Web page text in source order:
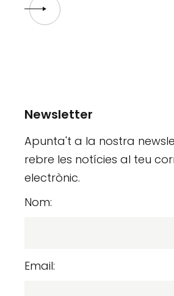
Newsletter
Apunta't a la nostra
rebre les notícies al teu
electrònic.
Nom:
Email: